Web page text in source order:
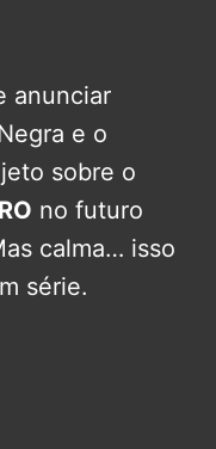
anunciar
e o
sobre o
no futuro
calma… isso
série.